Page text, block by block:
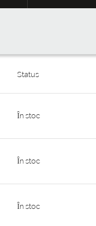
Status
În stoc
În stoc
În stoc